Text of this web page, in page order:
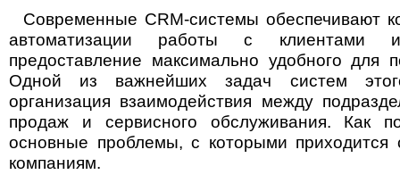
Современные CRM-системы обеспечивают
автоматизации работы с клиентами
предоставление максимально удобного для
Одной из важнейших задач систем
организация взаимодействия между
продаж и сервисного обслуживания. Как
основные проблемы, с которыми приходится
компаниям.